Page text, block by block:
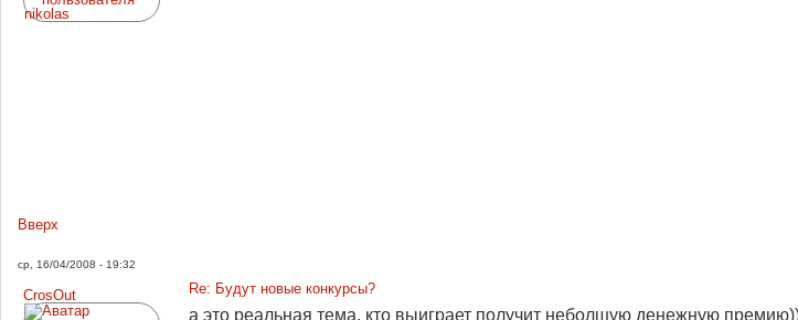
Вверх
ср, 16/04/2008 - 19:32
CrosOut
Re: Будут новые конкурсы?
а это реальная тема, кто выиграет получит неболшую денежную